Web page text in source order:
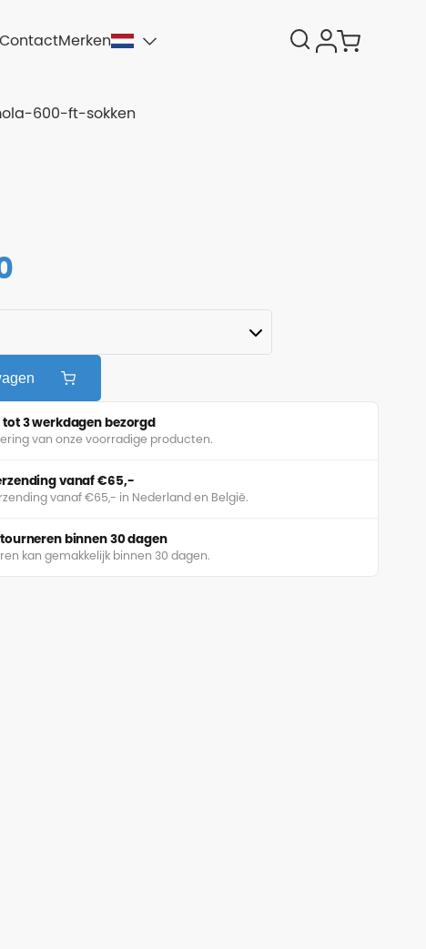
ContactMerken
600-ft-sokken
tot 3 werkdagen bezorgd
van onze voorradige producten.
vanaf €65,-
vanaf €65,- in Nederland en België.
binnen 30 dagen
kan gemakkelijk binnen 30 dagen.